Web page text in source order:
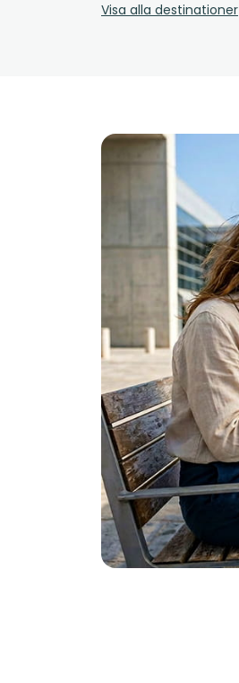
Visa alla destinationer